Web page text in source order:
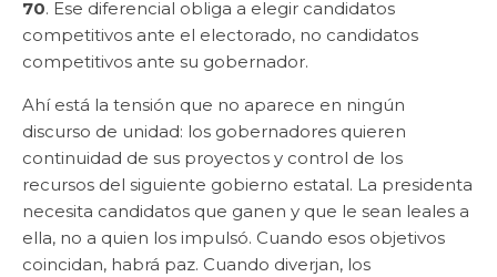
70. Ese diferencial obliga a elegir candidatos
competitivos ante el electorado, no candidatos
competitivos ante su gobernador.
Ahí está la tensión que no aparece en ningún
discurso de unidad: los gobernadores quieren
continuidad de sus proyectos y control de los
recursos del siguiente gobierno estatal. La presidenta
necesita candidatos que ganen y que le sean leales a
ella, no a quien los impulsó. Cuando esos objetivos
coincidan, habrá paz. Cuando diverjan, los